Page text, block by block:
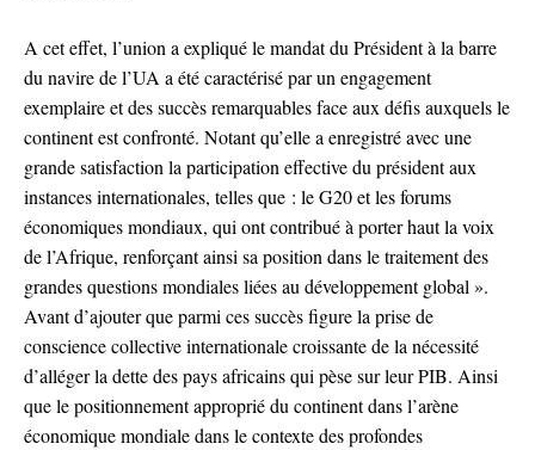
A cet effet, l’union a expliqué le mandat du Président à la barre
du navire de l’UA a été caractérisé par un engagement
exemplaire et des succès remarquables face aux défis auxquels le
continent est confronté. Notant qu’elle a enregistré avec une
grande satisfaction la participation effective du président aux
instances internationales, telles que : le G20 et les forums
économiques mondiaux, qui ont contribué à porter haut la voix
de l’Afrique, renforçant ainsi sa position dans le traitement des
grandes questions mondiales liées au développement global ».
Avant d’ajouter que parmi ces succès figure la prise de
conscience collective internationale croissante de la nécessité
d’alléger la dette des pays africains qui pèse sur leur PIB. Ainsi
que le positionnement approprié du continent dans l’arène
économique mondiale dans le contexte des profondes